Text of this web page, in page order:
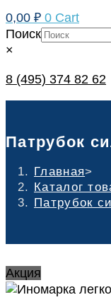
0,00 ₽ 0 Cart
Поиск
×
8 (495) 374 82 62
Патрубок
Главная>
Каталог
Патрубок
Акция